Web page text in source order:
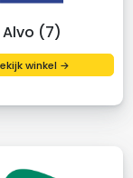
Alvo (7)
winkel →